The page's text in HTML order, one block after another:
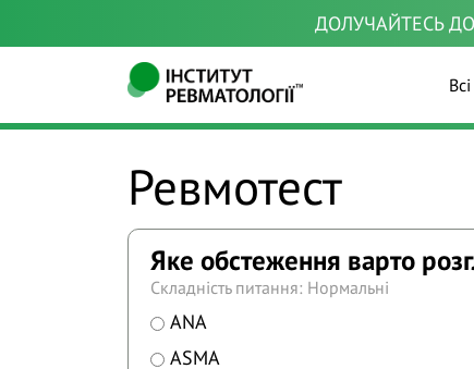
ДОЛУЧАЙТЕСЬ ДО
Ревмотест
Яке обстеження варто
Складність питання: Нормальні
ANA
ASMA